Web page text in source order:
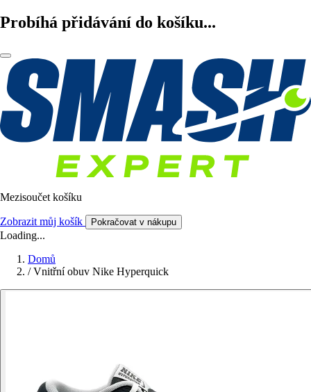
Probíhá přidávání do košíku...
Mezisoučet košíku
Zobrazit můj košík Pokračovat v nákupu
Loading...
Domů
/ Vnitřní obuv Nike Hyperquick